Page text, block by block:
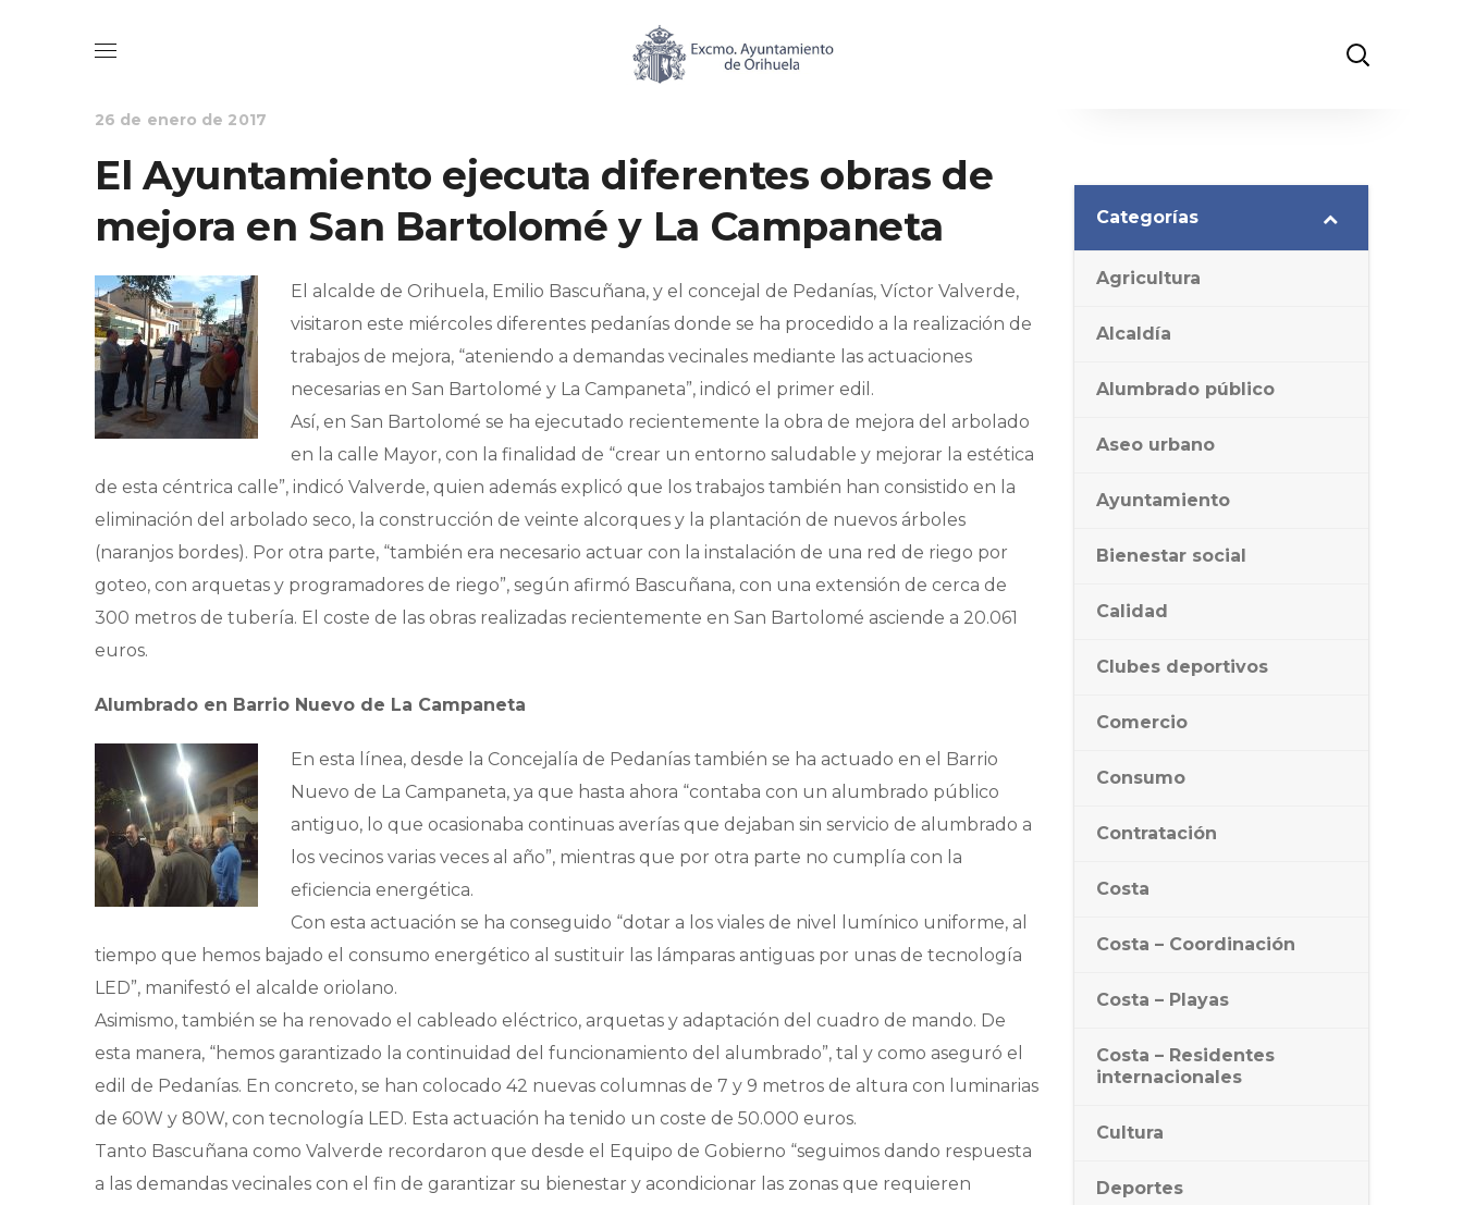
NOTICIAS
26 de enero de 2017
El Ayuntamiento ejecuta diferentes obras de
mejora en San Bartolomé y La Campaneta
El alcalde de Orihuela, Emilio Bascuñana, y el concejal de Pedanías, Víctor Valverde,
visitaron este miércoles diferentes pedanías donde se ha procedido a la realización de
trabajos de mejora, “ateniendo a demandas vecinales mediante las actuaciones
necesarias en San Bartolomé y La Campaneta”, indicó el primer edil.
Así, en San Bartolomé se ha ejecutado recientemente la obra de mejora del arbolado
en la calle Mayor, con la finalidad de “crear un entorno saludable y mejorar la estética
de esta céntrica calle”, indicó Valverde, quien además explicó que los trabajos también han consistido en la
eliminación del arbolado seco, la construcción de veinte alcorques y la plantación de nuevos árboles
(naranjos bordes). Por otra parte, “también era necesario actuar con la instalación de una red de riego por
goteo, con arquetas y programadores de riego”, según afirmó Bascuñana, con una extensión de cerca de
300 metros de tubería. El coste de las obras realizadas recientemente en San Bartolomé asciende a 20.061
euros.
Alumbrado en Barrio Nuevo de La Campaneta
En esta línea, desde la Concejalía de Pedanías también se ha actuado en el Barrio
Nuevo de La Campaneta, ya que hasta ahora “contaba con un alumbrado público
antiguo, lo que ocasionaba continuas averías que dejaban sin servicio de alumbrado a
los vecinos varias veces al año”, mientras que por otra parte no cumplía con la
eficiencia energética.
Con esta actuación se ha conseguido “dotar a los viales de nivel lumínico uniforme, al
tiempo que hemos bajado el consumo energético al sustituir las lámparas antiguas por unas de tecnología
LED”, manifestó el alcalde oriolano.
Asimismo, también se ha renovado el cableado eléctrico, arquetas y adaptación del cuadro de mando. De
esta manera, “hemos garantizado la continuidad del funcionamiento del alumbrado”, tal y como aseguró el
edil de Pedanías. En concreto, se han colocado 42 nuevas columnas de 7 y 9 metros de altura con luminarias
de 60W y 80W, con tecnología LED. Esta actuación ha tenido un coste de 50.000 euros.
Tanto Bascuñana como Valverde recordaron que desde el Equipo de Gobierno “seguimos dando respuesta
a las demandas vecinales con el fin de garantizar su bienestar y acondicionar las zonas que requieren
Categorías
Agricultura
Alcaldía
Alumbrado público
Aseo urbano
Ayuntamiento
Bienestar social
Calidad
Clubes deportivos
Comercio
Consumo
Contratación
Costa
Costa – Coordinación
Costa – Playas
Costa – Residentes
internacionales
Cultura
Deportes